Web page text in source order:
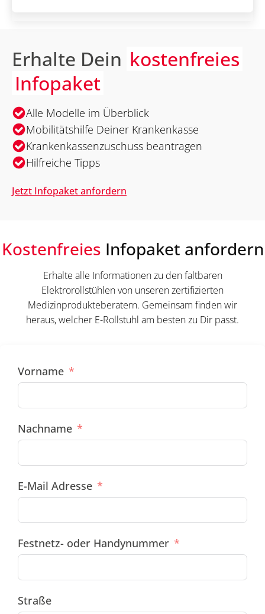
Erhalte Dein kostenfreies
Infopaket
Alle Modelle im Überblick
Mobilitätshilfe Deiner Krankenkasse
Krankenkassenzuschuss beantragen
Hilfreiche Tipps
Jetzt Infopaket anfordern
Kostenfreies Infopaket anfordern
Erhalte alle Informationen zu den faltbaren
Elektrorollstühlen von unseren zertifizierten
Medizinprodukteberatern. Gemeinsam finden wir
heraus, welcher E-Rollstuhl am besten zu Dir passt.
Vorname
Nachname
E-Mail Adresse
Festnetz- oder Handynummer
Straße